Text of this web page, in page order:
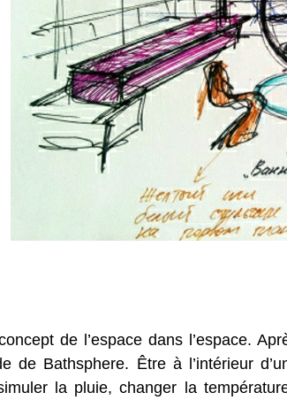
de l’espace dans l’espace.
de Bathsphere. Être à l’intérieur
la pluie, changer la